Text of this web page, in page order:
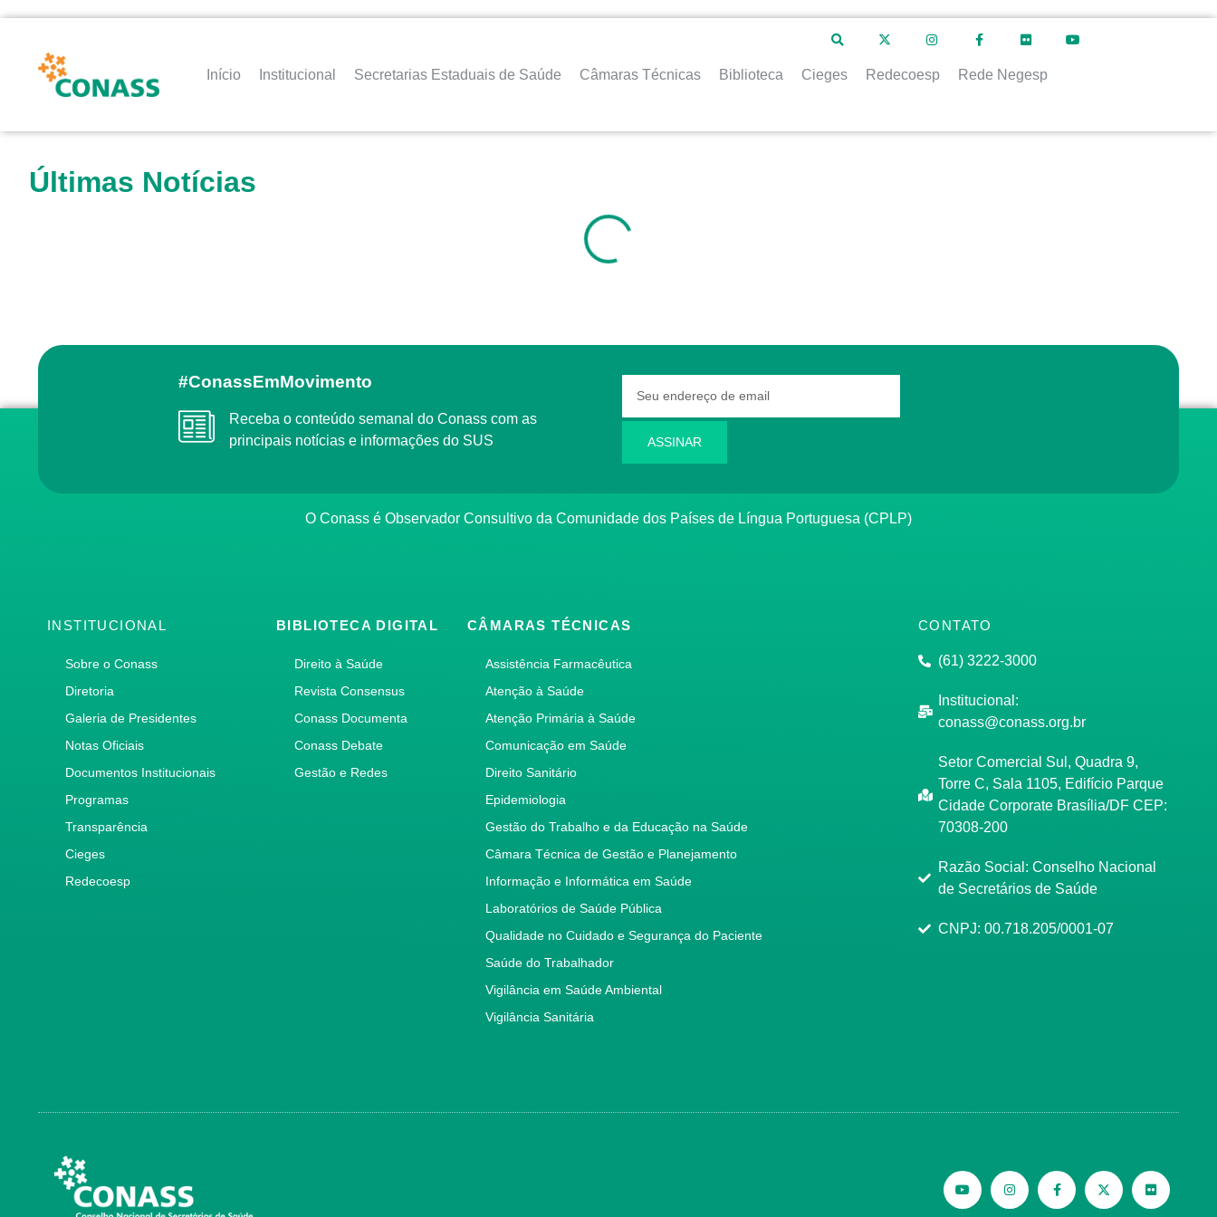
Início Institucional Secretarias Estaduais de Saúde Câmaras Técnicas Biblioteca Cieges Redecoesp Rede Negesp
Últimas Notícias
#ConassEmMovimento
Receba o conteúdo semanal do Conass com as
principais notícias e informações do SUS
ASSINAR
O Conass é Observador Consultivo da Comunidade dos Países de Língua Portuguesa (CPLP)
INSTITUCIONAL
Sobre o Conass
Diretoria
Galeria de Presidentes
Notas Oficiais
Documentos Institucionais
Programas
Transparência
Cieges
Redecoesp
BIBLIOTECA DIGITAL
Direito à Saúde
Revista Consensus
Conass Documenta
Conass Debate
Gestão e Redes
CÂMARAS TÉCNICAS
Assistência Farmacêutica
Atenção à Saúde
Atenção Primária à Saúde
Comunicação em Saúde
Direito Sanitário
Epidemiologia
Gestão do Trabalho e da Educação na Saúde
Câmara Técnica de Gestão e Planejamento
Informação e Informática em Saúde
Laboratórios de Saúde Pública
Qualidade no Cuidado e Segurança do Paciente
Saúde do Trabalhador
Vigilância em Saúde Ambiental
Vigilância Sanitária
CONTATO
(61) 3222-3000
Institucional:
conass@conass.org.br
Setor Comercial Sul, Quadra 9,
Torre C, Sala 1105, Edifício Parque
Cidade Corporate Brasília/DF CEP:
70308-200
Razão Social: Conselho Nacional
de Secretários de Saúde
CNPJ: 00.718.205/0001-07